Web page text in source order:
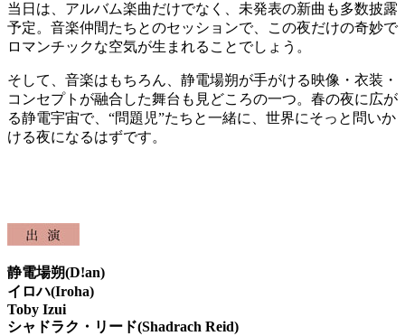
当日は、アルバム楽曲だけでなく、未発表の新曲も多数披露
予定。音楽仲間たちとのセッションで、この夜だけの奇妙で
ロマンチックな空気が生まれることでしょう。
そして、音楽はもちろん、静電場朔が手がける映像・衣装・
コンセプトが融合した舞台も見どころの一つ。春の夜に広が
る静電宇宙で、“問題児”たちと一緒に、世界にそっと問いか
ける夜になるはずです。
静電場朔(D!an)
イロハ(Iroha)
Toby Izui
シャドラク・リード(Shadrach Reid)